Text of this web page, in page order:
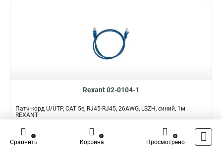
Rexant 02-0104-1
Патч-корд U/UTP, CAT 5e, RJ45-RJ45, 26AWG, LSZH, синий, 1м
REXANT
Подробнее Сравнить
Наличие:
Сравнить
0
Корзина
0
Просмотрено
0